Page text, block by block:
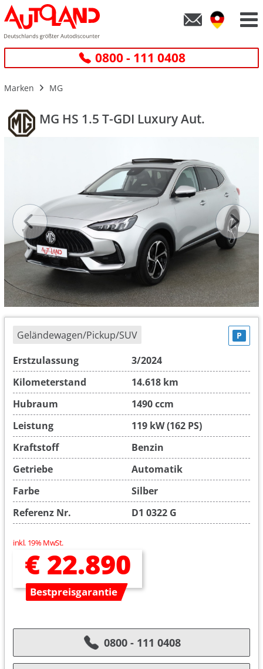
0800 - 111 0408
Marken MG
MG HS 1.5 T-GDI Luxury Aut.
Geländewagen/Pickup/SUV P
Erstzulassung
3/2024
Kilometerstand
14.618 km
Hubraum
1490 ccm
Leistung
119 kW (162 PS)
Kraftstoff
Benzin
Getriebe
Automatik
Farbe
Silber
Referenz Nr.
D1 0322 G
inkl. 19% MwSt.
€ 22.890
Bestpreisgarantie
0800 - 111 0408